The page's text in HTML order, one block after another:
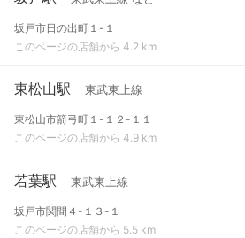
坂戸市日の出町１-１
このページの店舗から 4.2 km
東松山駅 東武東上線
東松山市箭弓町１-１２-１１
このページの店舗から 4.9 km
若葉駅 東武東上線
坂戸市関間４-１３-１
このページの店舗から 5.5 km